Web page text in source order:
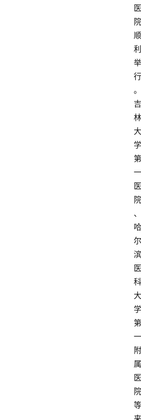
医
院
顺
利
举
行
。
吉
林
大
学
第
一
医
院
、
哈
尔
滨
医
科
大
学
第
一
附
属
医
院
等